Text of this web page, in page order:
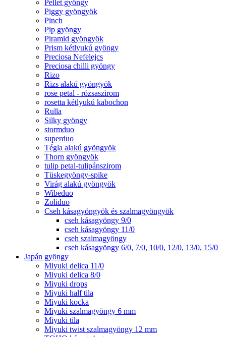
Pellet gyöngy
Piggy gyöngyök
Pinch
Pip gyöngy
Piramid gyöngyök
Prism kétlyukú gyöngy
Preciosa Nefelejcs
Preciosa chilli gyöngy
Rizo
Rizs alakú gyöngyök
rose petal - rózsaszirom
rosetta kétlyukú kabochon
Rulla
Silky gyöngy
stormduo
superduo
Tégla alakú gyöngyök
Thorn gyöngyök
tulip petal-tulipánszirom
Tüskegyöngy-spike
Virág alakú gyöngyök
Wibeduo
Zoliduo
Cseh kásagyöngyök és szalmagyöngyök
cseh kásagyöngy 9/0
cseh kásagyöngy 11/0
cseh szalmagyöngy
cseh kásagyöngy 6/0, 7/0, 10/0, 12/0, 13/0, 15/0
Japán gyöngy
Miyuki delica 11/0
Miyuki delica 8/0
Miyuki drops
Miyuki half tila
Miyuki kocka
Miyuki szalmagyöngy 6 mm
Miyuki tila
Miyuki twist szalmagyöngy 12 mm